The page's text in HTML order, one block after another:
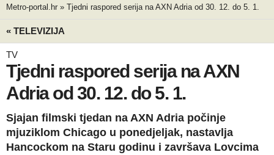
Metro-portal.hr » Tjedni raspored serija na AXN Adria od 30. 12. do 5. 1.
« TELEVIZIJA
TV
Tjedni raspored serija na AXN
Adria od 30. 12. do 5. 1.
Sjajan filmski tjedan na AXN Adria počinje
mjuziklom Chicago u ponedjeljak, nastavlja
Hancockom na Staru godinu i završava Lovcima